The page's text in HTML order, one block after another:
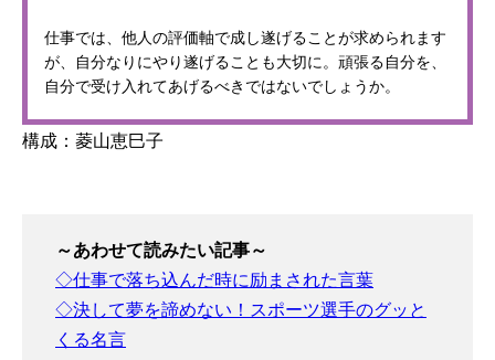
仕事では、他人の評価軸で成し遂げることが求められます
が、自分なりにやり遂げることも大切に。頑張る自分を、
自分で受け入れてあげるべきではないでしょうか。
構成：菱山恵巳子
～あわせて読みたい記事～
◇仕事で落ち込んだ時に励まされた言葉
◇決して夢を諦めない！スポーツ選手のグッと
くる名言